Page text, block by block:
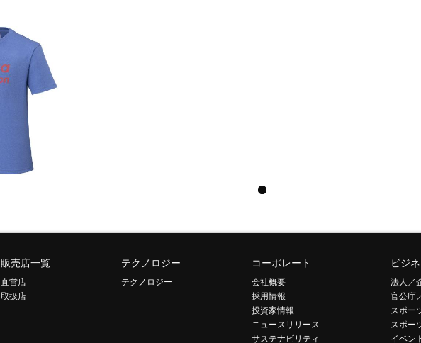
販売店一覧
直営店
取扱店
テクノロジー
テクノロジー
コーポレート
会社概要
採用情報
投資家情報
ニュースリリース
サステナビリティ
ビジ
法人／
官公庁
スポー
スポー
イベン